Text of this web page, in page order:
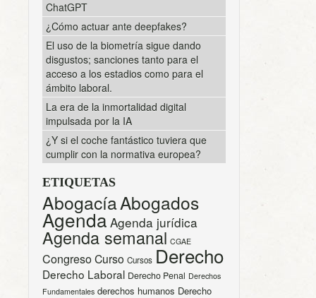
ChatGPT
¿Cómo actuar ante deepfakes?
El uso de la biometría sigue dando
disgustos; sanciones tanto para el
acceso a los estadios como para el
ámbito laboral.
La era de la inmortalidad digital
impulsada por la IA
¿Y si el coche fantástico tuviera que
cumplir con la normativa europea?
ETIQUETAS
AbogacíaAbogados
Agenda Agenda jurídica
Agenda semanal CGAE
CongresoCurso Cursos Derecho
Derecho Laboral Derecho Penal Derechos
Fundamentales derechos humanos Derecho